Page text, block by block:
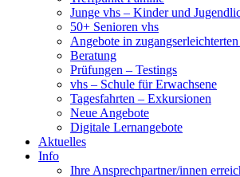
Junge vhs – Kinder und
50+ Senioren vhs
Angebote in
Beratung
Prüfungen – Testings
vhs – Schule für Erwachsene
Tagesfahrten – Exkursionen
Neue Angebote
Digitale Lernangebote
Aktuelles
Info
Ihre Ansprechpartner/innen